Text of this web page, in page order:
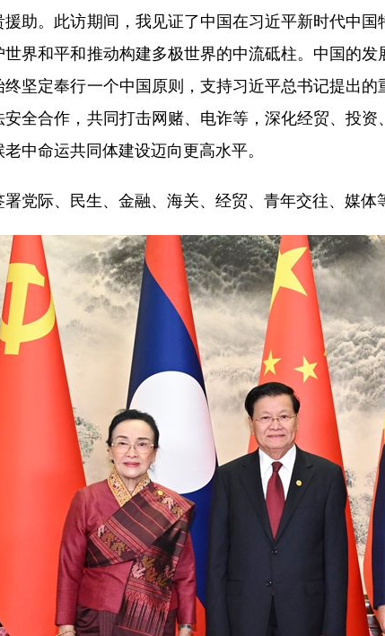
助。此访期间，我见证了中国在习近平新时代中
界和平和推动构建多极世界的中流砥柱。中国的
坚定奉行一个中国原则，支持习近平总书记提出
全合作，共同打击网赌、电诈等，深化经贸、投
中命运共同体建设迈向更高水平。
际、民生、金融、海关、经贸、青年交往、媒体